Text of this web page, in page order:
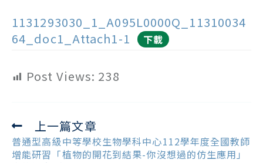
1131293030_1_A095L0000Q_11310034
64_doc1_Attach1-1
下載
Post Views: 238
Read
more
articles
上一篇文章
普通型高級中等學校生物學科中心112學年度全國教師
增能研習「植物的開花到結果-你沒想過的仿生應用」